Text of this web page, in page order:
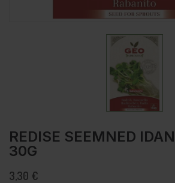
REDISE SEEMNED
30G
3,30 €